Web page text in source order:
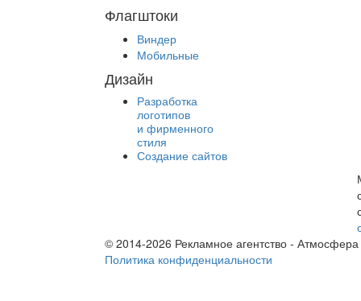
Флагштоки
Виндер
Мобильные
Дизайн
Разработка
логотипов
и фирменного
стиля
Создание сайтов
© 2014-2026 Рекламное агентство - Атмосфера
Политика конфиденциальности